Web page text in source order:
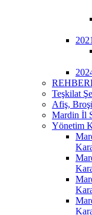
Teşkilat
Afiş,
Mardin İl
Yönetim